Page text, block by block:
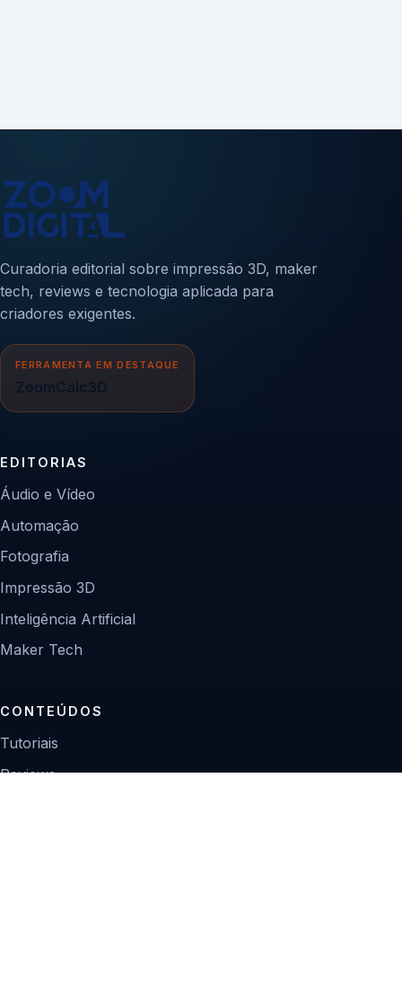
Curadoria editorial sobre impressão 3D, maker
tech, reviews e tecnologia aplicada para
criadores exigentes.
FERRAMENTA EM DESTAQUE
ZoomCalc3D
EDITORIAS
Áudio e Vídeo
Automação
Fotografia
Impressão 3D
Inteligência Artificial
Maker Tech
CONTEÚDOS
Tutoriais
Reviews